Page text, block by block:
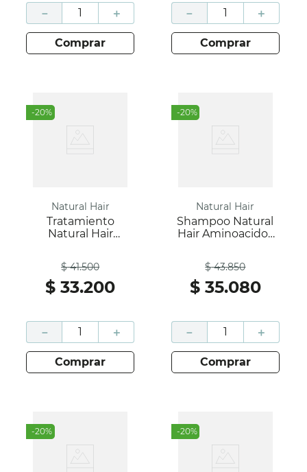
＋
－
comprar
＋
－
comprar
-20%
Natural Hair
Tratamiento
Natural Hair
500Ml; Natural Hair
$ 41.500
$ 33.200
＋
－
comprar
-20%
Natural Hair
Shampoo Natural
Hair Aminoacidos
$ 43.850
$ 35.080
＋
－
comprar
-20% -20%